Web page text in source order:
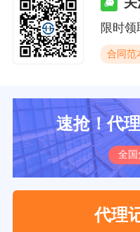
限时
合同范
速抢！代
全国
代理